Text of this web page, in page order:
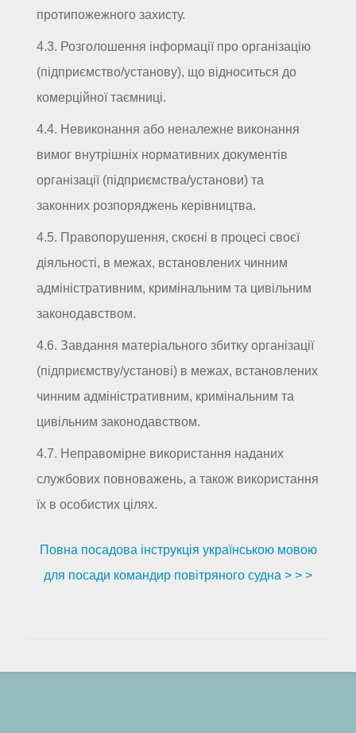
протипожежного захисту.
4.3. Розголошення інформації про організацію
(підприємство/установу), що відноситься до
комерційної таємниці.
4.4. Невиконання або неналежне виконання
вимог внутрішніх нормативних документів
організації (підприємства/установи) та
законних розпоряджень керівництва.
4.5. Правопорушення, скоєні в процесі своєї
діяльності, в межах, встановлених чинним
адміністративним, кримінальним та цивільним
законодавством.
4.6. Завдання матеріального збитку організації
(підприємству/установі) в межах, встановлених
чинним адміністративним, кримінальним та
цивільним законодавством.
4.7. Неправомірне використання наданих
службових повноважень, а також використання
їх в особистих цілях.
Повна посадова інструкція українською мовою
для посади командир повітряного судна > > >